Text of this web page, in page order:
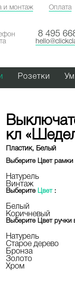
и монтаж Оплата
8 495
Розетки
кл
Пластик, Белый
Выберите Цвет рамки
Натурель
Винтаж
Выберите Цвет :
Белый
Коричневый
Выберите Цвет ручки
Натурель
Старое дерево
Бронза
Золото
Хром